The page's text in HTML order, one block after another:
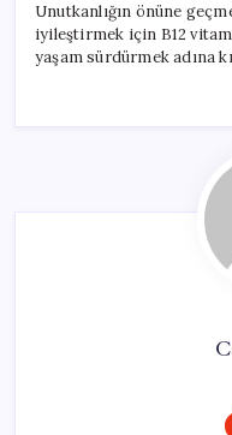
Unutkanlığın önüne
iyileştirmek için B12
yaşam sürdürmek adına